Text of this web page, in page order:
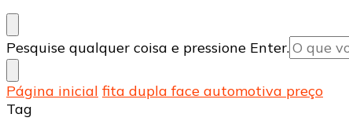
Procurando
algo?
Pesquise qualquer coisa e pressione Enter.
Página inicial fita dupla face automotiva preço
Tag